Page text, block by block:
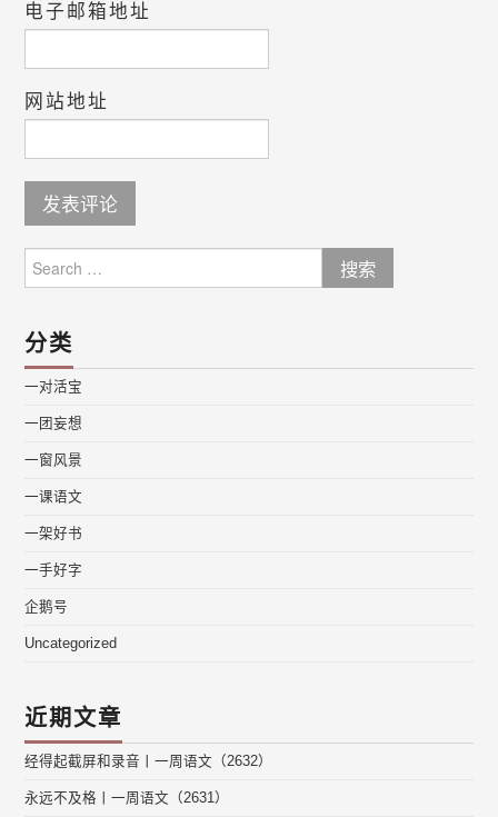
电子邮箱地址
网站地址
for:
分类
一对活宝
一团妄想
一窗风景
一课语文
一架好书
一手好字
企鹅号
Uncategorized
近期文章
经得起截屏和录音丨一周语文（2632）
永远不及格丨一周语文（2631）